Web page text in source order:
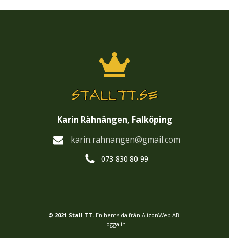
Karin Råhnängen, Falköping
karin.rahnangen@gmail.com
073 830 80 99
© 2021 Stall TT. En hemsida från AlizonWeb AB.
- Logga in -